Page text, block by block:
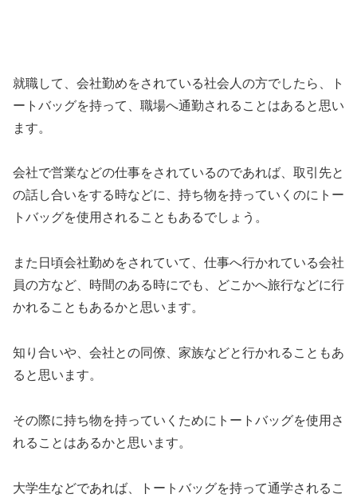
就職して、会社勤めをされている社会人の方でしたら、ト
ートバッグを持って、職場へ通勤されることはあると思い
ます。
会社で営業などの仕事をされているのであれば、取引先と
の話し合いをする時などに、持ち物を持っていくのにトー
トバッグを使用されることもあるでしょう。
また日頃会社勤めをされていて、仕事へ行かれている会社
員の方など、時間のある時にでも、どこかへ旅行などに行
かれることもあるかと思います。
知り合いや、会社との同僚、家族などと行かれることもあ
ると思います。
その際に持ち物を持っていくためにトートバッグを使用さ
れることはあるかと思います。
大学生などであれば、トートバッグを持って通学されるこ